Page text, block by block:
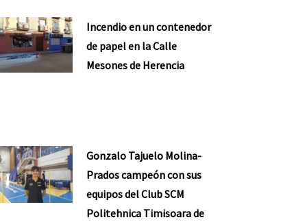
Incendio en un contenedor
de papel en la Calle
Mesones de Herencia
Gonzalo Tajuelo Molina-
Prados campeón con sus
equipos del Club SCM
Politehnica Timisoara de